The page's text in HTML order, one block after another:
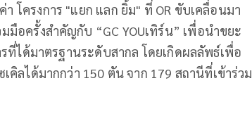
โครงการ "แยก แลก ยิ้ม" ที่ OR ขับเคลื่อนมา
อครั้งสำคัญกับ “GC YOUเทิร์น” เพื่อนำขยะ
ที่ได้มาตรฐานระดับสากล โดยเกิดผลลัพธ์เพื่อ
คิลได้มากกว่า 150 ตัน จาก 179 สถานีที่เข้าร่วม